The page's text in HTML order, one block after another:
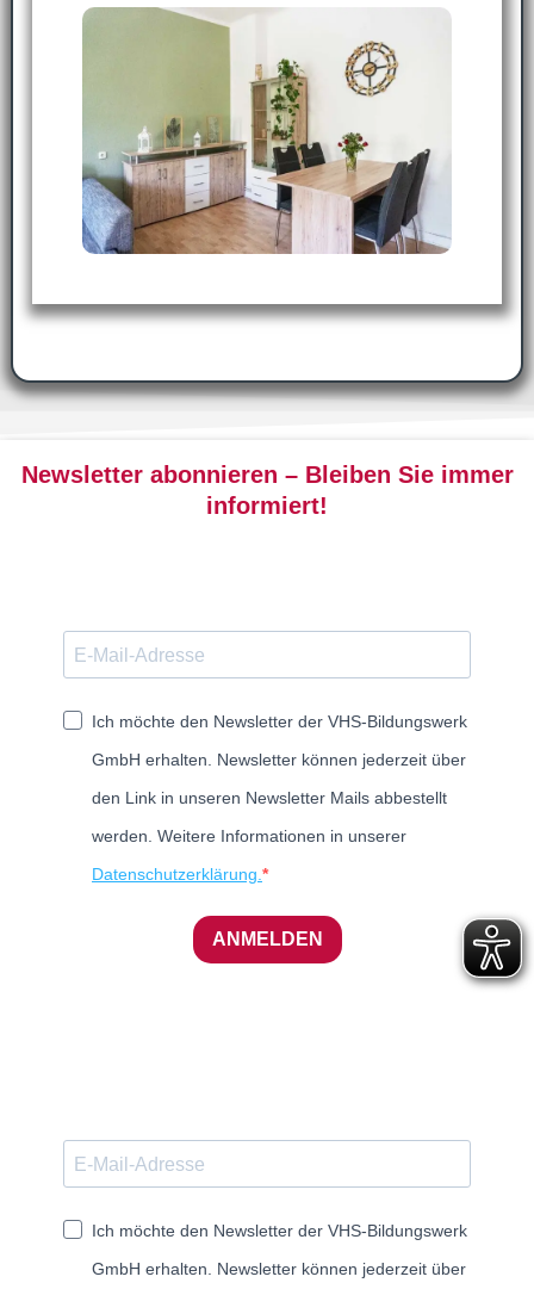
Newsletter abonnieren – Bleiben Sie immer
informiert!
Ich möchte den Newsletter der VHS-Bildungswerk
GmbH erhalten. Newsletter können jederzeit über
den Link in unseren Newsletter Mails abbestellt
werden. Weitere Informationen in unserer
Datenschutzerklärung.
ANMELDEN
Ich möchte den Newsletter der VHS-Bildungswerk
GmbH erhalten. Newsletter können jederzeit über